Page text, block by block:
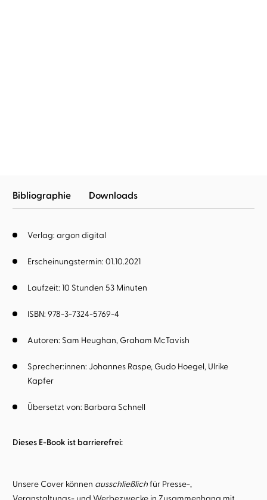
Bibliographie Downloads
Verlag: argon digital
Übersetzt von: Barbara Schnell
Erscheinungstermin: 01.10.2021
Laufzeit: 10 Stunden 53 Minuten
ISBN: 978-3-7324-5769-4
Autoren: Sam Heughan Graham McTavish
Sprecher:innen: Johannes Raspe Gudo Hoegel Ulrike
Kapfer
Dieses E-Book ist barrierefrei:
Unsere Cover können ausschließlichfür Presse-,
Veranstaltungs- und Werbezwecke in Zusammenhang mit